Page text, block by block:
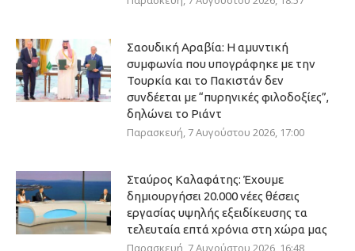
Σαουδική Αραβία: Η αμυντική
συμφωνία που υπογράφηκε με την
Τουρκία και το Πακιστάν δεν
συνδέεται με “πυρηνικές φιλοδοξίες”,
δηλώνει το Ριάντ
Παρασκευή, 7 Αυγούστου 2026, 17:00
Σταύρος Καλαφάτης: Έχουμε
δημιουργήσει 20.000 νέες θέσεις
εργασίας υψηλής εξειδίκευσης τα
τελευταία επτά χρόνια στη χώρα μας
Παρασκευή, 7 Αυγούστου 2026, 16:48